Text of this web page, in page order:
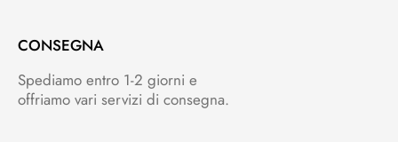
CONSEGNA
Spediamo entro 1-2 giorni e
offriamo vari servizi di consegna.